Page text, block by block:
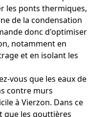
les ponts thermiques,
de la condensation
donc d'optimiser
notamment en
et en isolant les
vous que les eaux de
contre murs
à Vierzon. Dans ce
que les gouttières